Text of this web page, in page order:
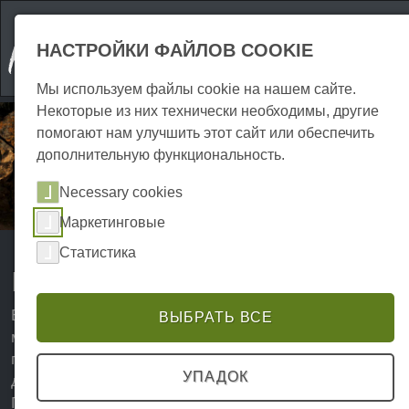
Пещеры в горах Гарц
Во всем мире пещеры считаются особенно
мистическими, увлекательными и захватывающими,
поэтому они всегда являются излюбленным местом
для многих путешественников. В частности, в горах
Гарц, которые известны многим своими
НАСТРОЙКИ ФАЙЛОВ COOKIE
Мы используем файлы cookie на нашем сайте.
Некоторые из них технически необходимы, другие
помогают нам улучшить этот сайт или обеспечить
дополнительную функциональность.
Necessary cookies
Маркетинговые
Статистика
ВЫБРАТЬ ВСЕ
УПАДОК